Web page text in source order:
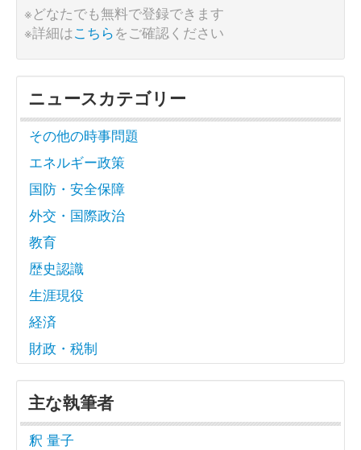
※どなたでも無料で登録できます
※詳細はこちらをご確認ください
ニュースカテゴリー
その他の時事問題
エネルギー政策
国防・安全保障
外交・国際政治
教育
歴史認識
生涯現役
経済
財政・税制
主な執筆者
釈 量子